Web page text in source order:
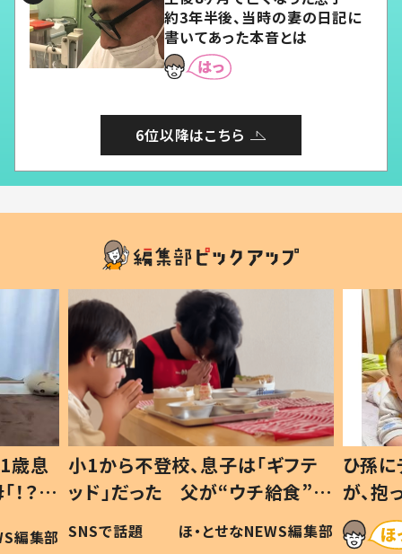
約3年半後、当時の妻の日記に
書いてあった本音とは
6位以降はこちら
歳息
？」
編集部
小1から不登校、息子は「ギフテ
ッド」だった 父が“ウチ給食”を
作り続ける理由とは #令和の親
#令和の子
SNSで話題 ほ・とせなNEWS編集部
ひ孫
が、
「涙が
い」